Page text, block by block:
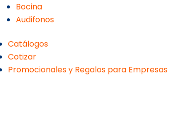
Bocina
Audifonos
Catálogos
Cotizar
Promocionales y Regalos para Empresas